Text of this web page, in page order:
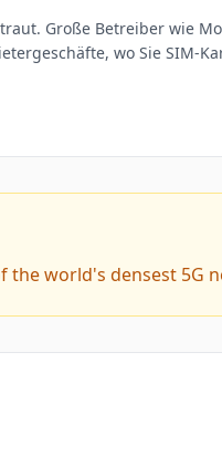
Große Betreiber wie
wo Sie SIM-
world's densest 5G